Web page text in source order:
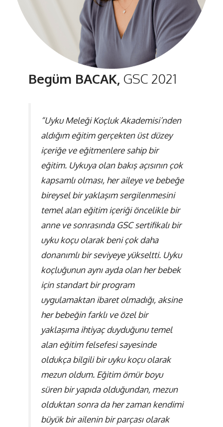
Begüm BACAK, GSC 2021
“Uyku Meleği Koçluk Akademisi’nden
aldığım eğitim gerçekten üst düzey
içeriğe ve eğitmenlere sahip bir
eğitim. Uykuya olan bakış açısının çok
kapsamlı olması, her aileye ve bebeğe
bireysel bir yaklaşım sergilenmesini
temel alan eğitim içeriği öncelikle bir
anne ve sonrasında GSC sertifikalı bir
uyku koçu olarak beni çok daha
donanımlı bir seviyeye yükseltti. Uyku
koçluğunun aynı ayda olan her bebek
için standart bir program
uygulamaktan ibaret olmadığı, aksine
her bebeğin farklı ve özel bir
yaklaşıma ihtiyaç duyduğunu temel
alan eğitim felsefesi sayesinde
oldukça bilgili bir uyku koçu olarak
mezun oldum. Eğitim ömür boyu
süren bir yapıda olduğundan, mezun
olduktan sonra da her zaman kendimi
büyük bir ailenin bir parçası olarak